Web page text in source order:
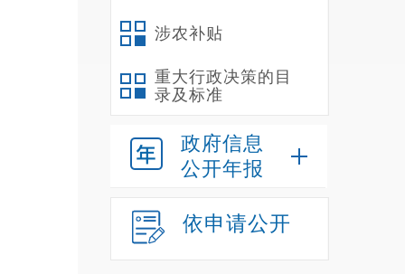
涉农补贴
重大行政决策的目
录及标准
政府信息
公开年报
依申请公开